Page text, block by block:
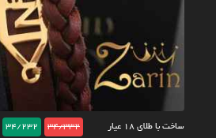
ساخت با طلای ۱۸ عیار 34/332
34/232